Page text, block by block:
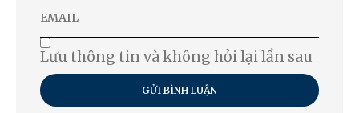
Lưu thông tin và không hỏi lại lần sau
GỬI BÌNH LUẬN